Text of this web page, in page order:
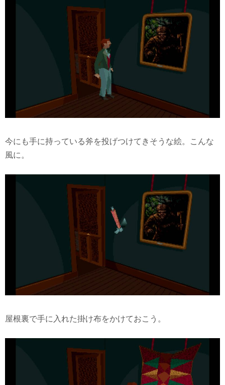
今にも手に持っている斧を投げつけてきそうな絵。こんな
風に。
屋根裏で手に入れた掛け布をかけておこう。